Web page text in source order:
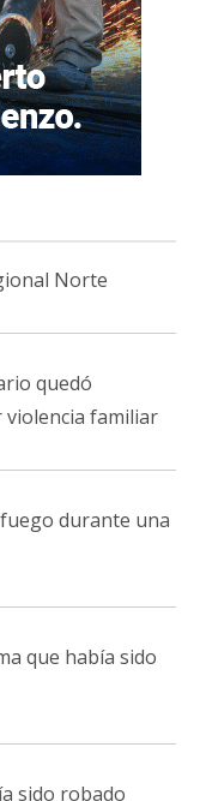
Norte
quedó
familiar
durante una
que había sido
sido robado